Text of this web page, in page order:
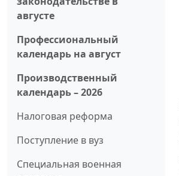
августе
Профессиональный
календарь на август
Производственный
календарь – 2026
Налоговая реформа
Поступление в вуз
Специальная военная